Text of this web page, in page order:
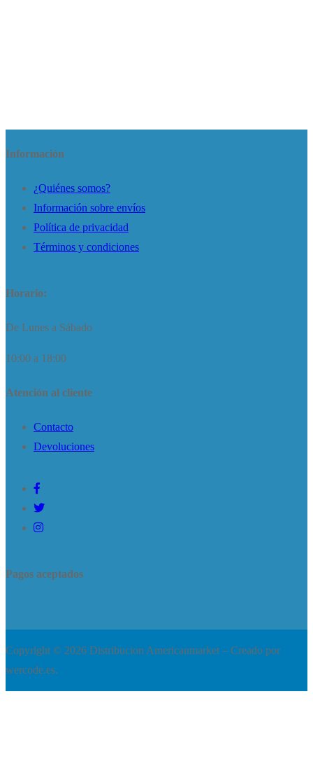
Información
¿Quiénes somos?
Información sobre envíos
Política de privacidad
Términos y condiciones
Horario:
De Lunes a Sábado
10:00 a 18:00
Atención al cliente
Contacto
Devoluciones
Pagos aceptados
Copyright © 2026 Distribucion Americanmarket – Creado por
wercode.es.